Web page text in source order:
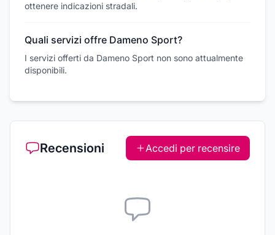
ottenere indicazioni stradali.
Quali servizi offre Dameno Sport?
I servizi offerti da Dameno Sport non sono attualmente
disponibili.
Recensioni Accedi per recensire